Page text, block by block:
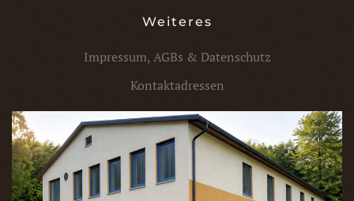
Weiteres
Impressum, AGBs & Datenschutz
Kontaktadressen